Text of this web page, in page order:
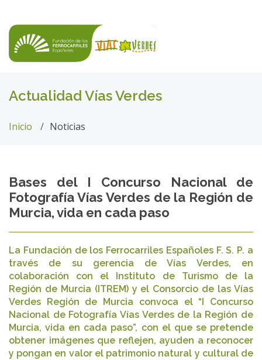
Actualidad Vías Verdes
Inicio Noticias
Bases del I Concurso Nacional de
Fotografía Vías Verdes de la Región de
Murcia, vida en cada paso
La Fundación de los Ferrocarriles Españoles F. S. P. a
través de su gerencia de Vías Verdes, en
colaboración con el Instituto de Turismo de la
Región de Murcia (ITREM) y el Consorcio de las Vías
Verdes Región de Murcia convoca el “I Concurso
Nacional de Fotografía Vías Verdes de la Región de
Murcia, vida en cada paso”, con el que se pretende
obtener imágenes que reflejen, ayuden a reconocer
y pongan en valor el patrimonio natural y cultural de